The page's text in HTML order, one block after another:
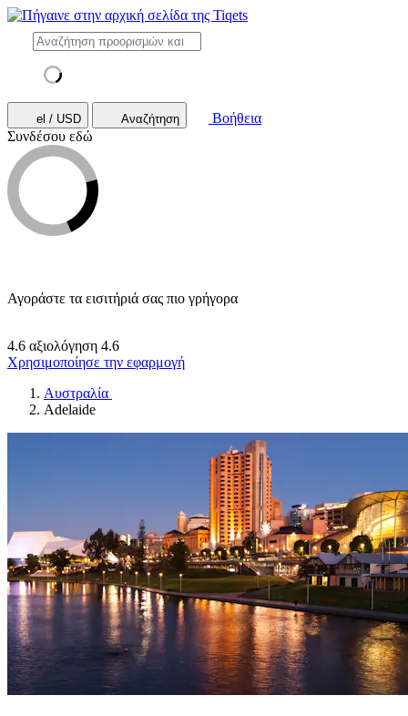
el / USD Αναζήτηση
Βοήθεια
Συνδέσου εδώ
Αγοράστε τα εισιτήριά σας πιο γρήγορα
4.6 αξιολόγηση 4.6
Χρησιμοποίησε την εφαρμογή
Αυστραλία
Adelaide